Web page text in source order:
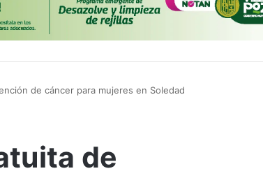
de cáncer para mujeres en Soledad
de